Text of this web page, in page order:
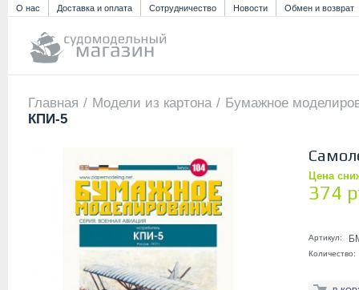
О нас Доставка и оплата Сотрудничество Новости Обмен и возврат
Главная / Модели из картона / Бумажное
КПИ-5
Цена
374
Артикул:
Количество: